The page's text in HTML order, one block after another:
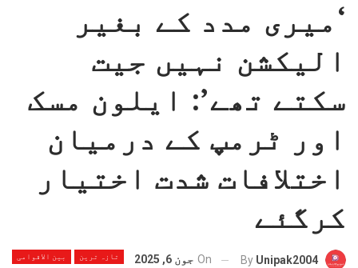
‘میری مدد کے بغیر
الیکشن نہیں جیت
سکتے تھے’: ایلون مسک
اور ٹرمپ کے درمیان
اختلافات شدت اختیار
کرگئے
تازہ ترین بین الاقوامی By Unipak2004
On جون 6, 2025